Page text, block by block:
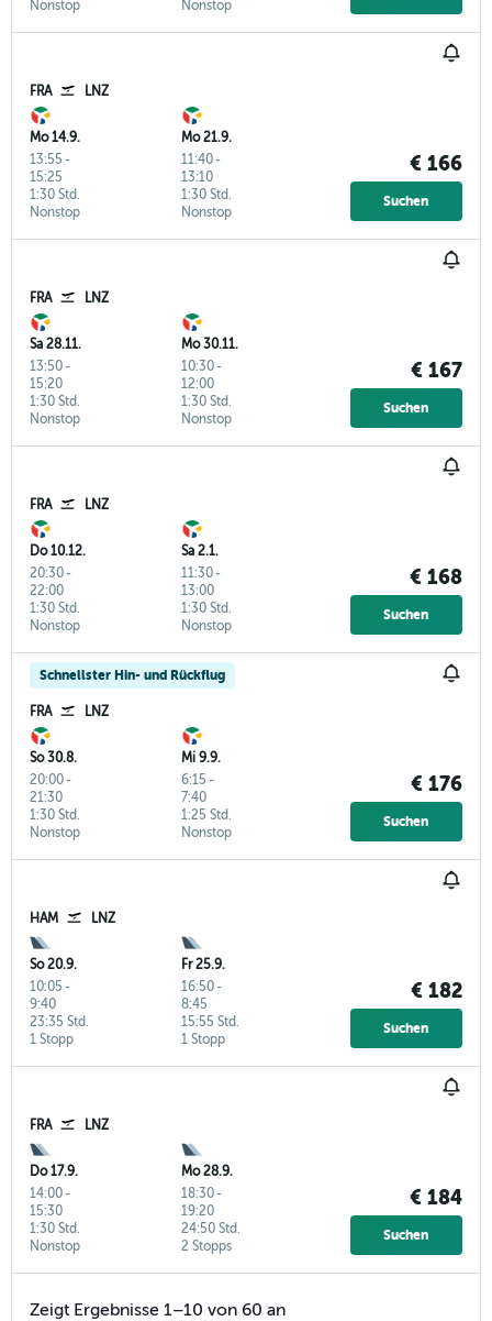
Nonstop Nonstop
FRA LNZ
Mo 14.9.
13:55 -
15:25
Nonstop
1:30 Std.
Mo 21.9.
11:40-
13:10
Nonstop
1:30 Std.
€ 166
Suchen
FRA LNZ
Sa 28.11.
13:50-
15:20
Nonstop
1:30 Std.
Mo 30.11.
10:30-
12:00
Nonstop
1:30 Std.
€ 167
Suchen
FRA LNZ
Do 10.12.
20:30-
22:00
Nonstop
1:30 Std.
Sa 2.1.
11:30-
13:00
Nonstop
1:30 Std.
€ 168
Suchen
Schnellster Hin- und Rückflug
FRA LNZ
So 30.8.
20:00-
21:30
Nonstop
1:30 Std.
Mi 9.9.
6:15 -
7:40
Nonstop
1:25 Std.
€ 176
Suchen
HAM LNZ
So 20.9.
10:05 -
9:40
1 Stopp
23:35 Std.
Fr 25.9.
16:50-
8:45
1 Stopp
15:55 Std.
€ 182
Suchen
FRA LNZ
Do 17.9.
14:00-
15:30
Nonstop
1:30 Std.
Mo 28.9.
18:30-
19:20
2 Stopps
24:50 Std.
€ 184
Suchen
Zeigt Ergebnisse 1–10 von 60 an